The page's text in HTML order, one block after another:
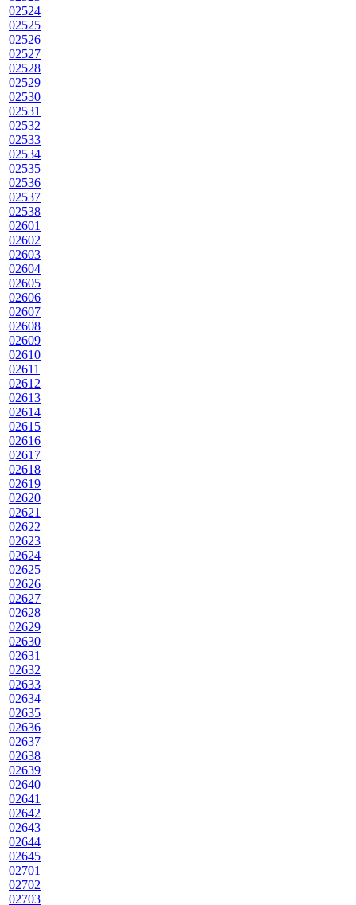
02524
02525
02526
02527
02528
02529
02530
02531
02532
02533
02534
02535
02536
02537
02538
02601
02602
02603
02604
02605
02606
02607
02608
02609
02610
02611
02612
02613
02614
02615
02616
02617
02618
02619
02620
02621
02622
02623
02624
02625
02626
02627
02628
02629
02630
02631
02632
02633
02634
02635
02636
02637
02638
02639
02640
02641
02642
02643
02644
02645
02701
02702
02703